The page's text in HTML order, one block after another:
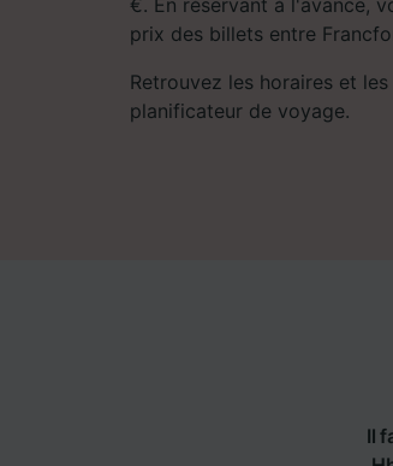
prix des billets entre
Retrouvez les horaires et
planificateur de voyage.
Il